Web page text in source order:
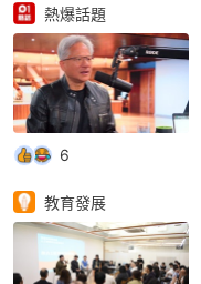
熱爆話題
6
教育發展